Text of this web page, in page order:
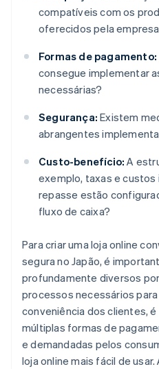
compatíveis com os
oferecidos pela
Formas de pagamento:
consegue implementar
necessárias?
Segurança: Existem
abrangentes
Custo-benefício: A
exemplo, taxas e custos
repasse estão
fluxo de caixa?
Para criar uma loja online
segura no Japão, é
profundamente diversos
processos necessários
conveniência dos clientes,
múltiplas formas de
e demandadas pelos
loja online mais fácil de